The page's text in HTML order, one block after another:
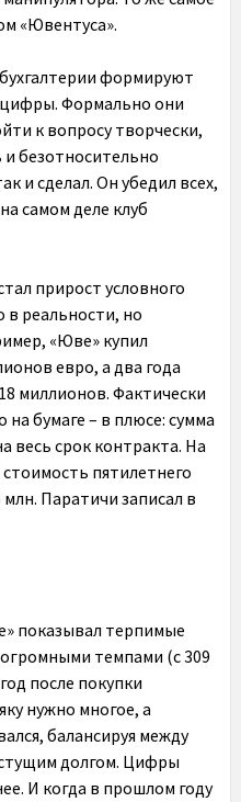
«Ювентуса».
формируют
Формально они
к вопросу творчески,
безотносительно
и сделал. Он убедил всех,
самом деле клуб
прирост условного
в реальности, но
«Юве» купил
евро, а два года
миллионов. Фактически
бумаге – в плюсе: сумма
весь срок контракта. На
пятилетнего
Паратичи записал в
показывал терпимые
темпами (с 309
после покупки
нужно многое, а
балансируя между
долгом. Цифры
И когда в прошлом году